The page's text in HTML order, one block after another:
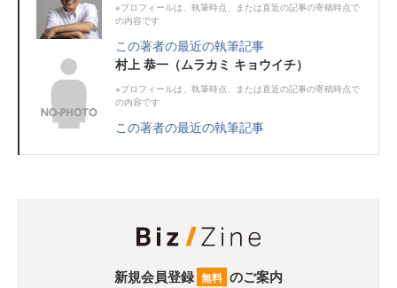
※プロフィールは、執筆時点、または直近の記事の寄稿時点で
の内容です
この著者の最近の執筆記事
村上 恭一（ムラカミ キョウイチ）
※プロフィールは、執筆時点、または直近の記事の寄稿時点で
の内容です
この著者の最近の執筆記事
新規会員登録 無料 のご案内